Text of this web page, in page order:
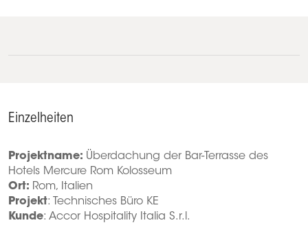
Einzelheiten
Projektname: Überdachung der Bar-Terrasse des
Hotels Mercure Rom Kolosseum
Ort: Rom, Italien
Projekt: Technisches Büro KE
Kunde: Accor Hospitality Italia S.r.l.